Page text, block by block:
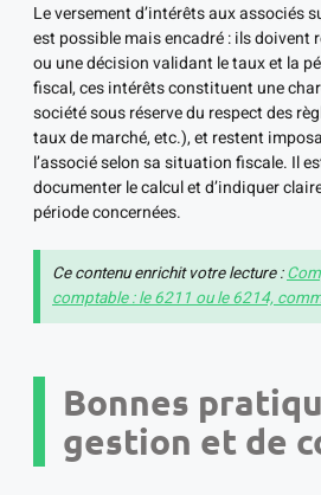
Le versement d’intérêts aux associés
est possible mais encadré : ils doivent
ou une décision validant le taux et la
fiscal, ces intérêts constituent une
société sous réserve du respect des
taux de marché, etc.), et restent
l’associé selon sa situation fiscale. Il
documenter le calcul et d’indiquer
période concernées.
Ce contenu enrichit votre lecture :
comptable : le 6211 ou le 6214,
Bonnes
gestion et de